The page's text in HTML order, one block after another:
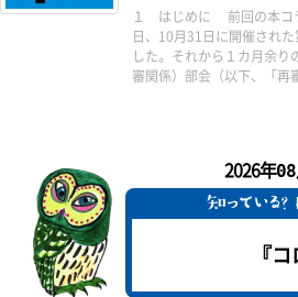
１ はじめに 前回の本コ
日、10月31日に開催され
した。それから１カ月余
審関係）部会（以下、「
2026年08
『